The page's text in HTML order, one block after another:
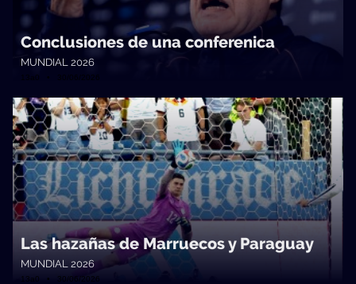
Conclusiones de una conferenica
MUNDIAL 2026
13a0 • 30/06/2026
Las hazañas de Marruecos y Paraguay
MUNDIAL 2026
13a0 • 30/06/2026